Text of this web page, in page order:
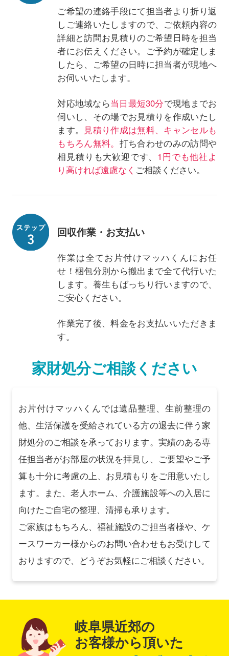
ご希望の連絡手段にて担当者より折り返
しご連絡いたしますので、ご依頼内容の
詳細と訪問お見積りのご希望日時を担当
者にお伝えください。ご予約が確定しま
したら、ご希望の日時に担当者が現地へ
お伺いいたします。
対応地域なら当日最短30分で現地までお
伺いし、その場でお見積りを作成いたし
ます。 見積り作成は無料、キャンセルも
もちろん無料。 打ち合わせのみの訪問や
相見積りも大歓迎です、 1円でも他社よ
り高ければ遠慮なく ご相談ください。
回収作業・お支払い
作業は全てお片付けマッハくんにお任
せ！梱包分別から搬出まで全て代行いた
します。養生もばっちり行いますので、
ご安心ください。
作業完了後、料金をお支払いいただきま
す。
家財処分ご相談ください
お片付けマッハくんでは遺品整理、生前整理の
他、生活保護を受給されている方の退去に伴う家
財処分のご相談を承っております。実績のある専
任担当者がお部屋の状況を拝見し、ご要望やご予
算も十分に考慮の上、お見積もりをご用意いたし
ます。また、老人ホーム、介護施設等への入居に
向けたご自宅の整理、清掃も承ります。
ご家族はもちろん、福祉施設のご担当者様や、ケ
ースワーカー様からのお問い合わせもお受けして
おりますので、どうぞお気軽にご相談ください。
岐阜県近郊の
お客様から頂いた